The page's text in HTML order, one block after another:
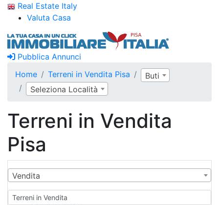
Real Estate Italy
Valuta Casa
Pubblica Annunci
Home
Terreni in Vendita Pisa
Buti
Seleziona Località
Terreni in Vendita
Pisa
Vendita
Terreni in Vendita